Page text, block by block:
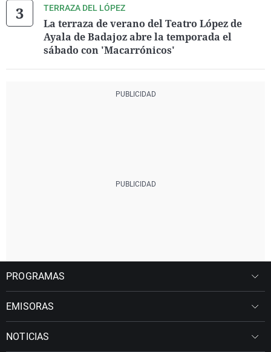
TERRAZA DEL LÓPEZ
La terraza de verano del Teatro López de
Ayala de Badajoz abre la temporada el
sábado con 'Macarrónicos'
PROGRAMAS
EMISORAS
NOTICIAS